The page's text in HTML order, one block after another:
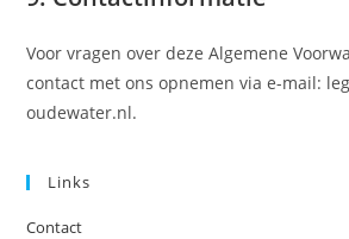
Voor vragen over deze Algemene
contact met ons opnemen via e-mail:
oudewater.nl.
Links
Contact